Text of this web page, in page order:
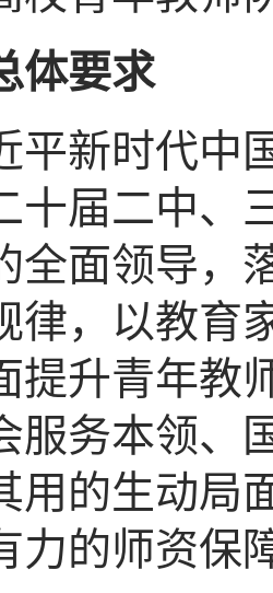
体要求
新时代中国
十届二中、
全面领导，
律，以教育
提升青年教
服务本领、
用的生动局
力的师资保